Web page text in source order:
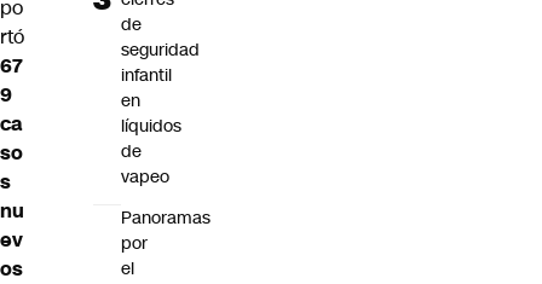
po
rtó
67
9
ca
so
s
nu
ev
os
de
seguridad
infantil
en
líquidos
de
vapeo
Panoramas
por
el